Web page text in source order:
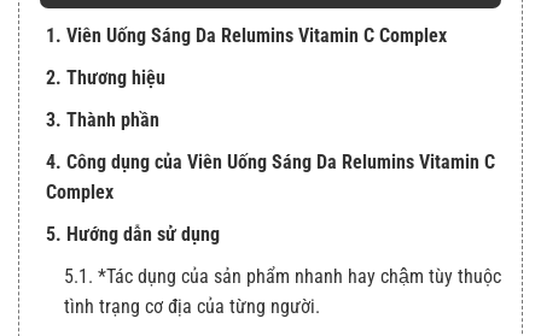
1. Viên Uống Sáng Da Relumins Vitamin C Complex
2. Thương hiệu
3. Thành phần
4. Công dụng của Viên Uống Sáng Da Relumins Vitamin C
Complex
5. Hướng dẫn sử dụng
5.1. *Tác dụng của sản phẩm nhanh hay chậm tùy thuộc
tình trạng cơ địa của từng người.